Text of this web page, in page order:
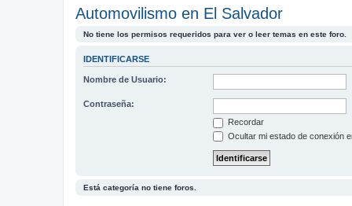
Automovilismo en El Salvador
No tiene los permisos requeridos para ver o leer temas en este foro.
IDENTIFICARSE
Nombre de Usuario:
Contraseña:
Recordar
Ocultar mi estado de conexión
Está categoría no tiene foros.